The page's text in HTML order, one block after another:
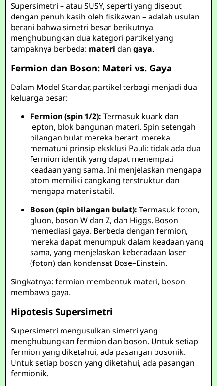
Supersimetri – atau SUSY, seperti yang disebut
dengan penuh kasih oleh fisikawan – adalah usulan
berani bahwa simetri besar berikutnya
menghubungkan dua kategori partikel yang
tampaknya berbeda: materi dangaya.
Fermion dan Boson: Materi vs. Gaya
Dalam Model Standar, partikel terbagi menjadi dua
keluarga besar:
Fermion (spin 1/2): Termasuk kuark dan
lepton, blok bangunan materi. Spin setengah
bilangan bulat mereka berarti mereka
mematuhi prinsip eksklusi Pauli: tidak ada dua
fermion identik yang dapat menempati
keadaan yang sama. Ini menjelaskan mengapa
atom memiliki cangkang terstruktur dan
mengapa materi stabil.
Boson (spin bilangan bulat): Termasuk foton,
gluon, boson W dan Z, dan Higgs. Boson
memediasi gaya. Berbeda dengan fermion,
mereka dapat menumpuk dalam keadaan yang
sama, yang menjelaskan keberadaan laser
(foton) dan kondensat Bose–Einstein.
Singkatnya: fermion membentuk materi, boson
membawa gaya.
Hipotesis Supersimetri
Supersimetri mengusulkan simetri yang
menghubungkan fermion dan boson. Untuk setiap
fermion yang diketahui, ada pasangan bosonik.
Untuk setiap boson yang diketahui, ada pasangan
fermionik.